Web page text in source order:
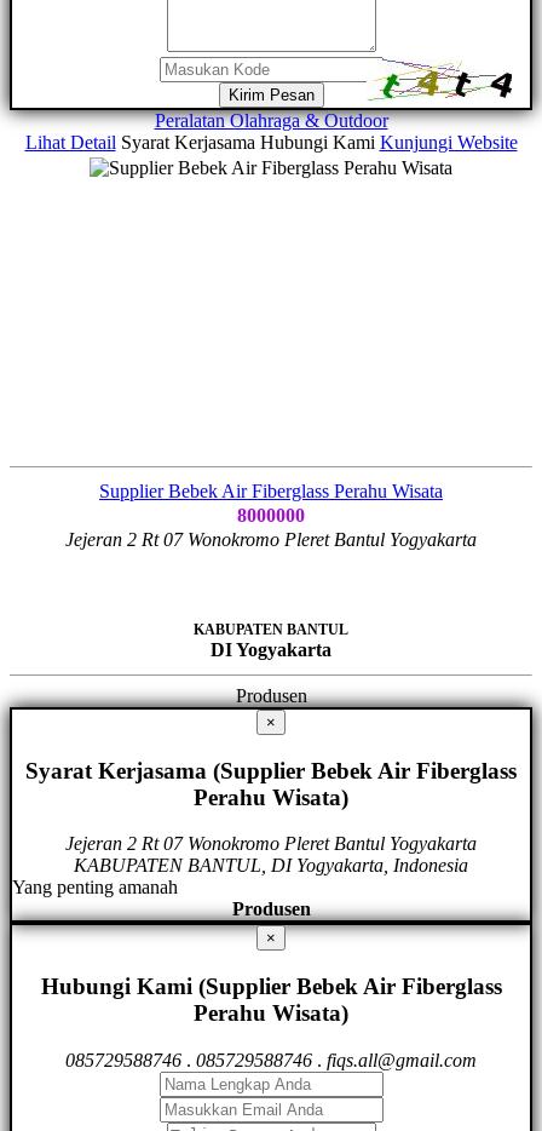
Kirim Pesan
Peralatan Olahraga & Outdoor
Lihat Detail Syarat Kerjasama Hubungi Kami Kunjungi Website
Supplier Bebek Air Fiberglass Perahu Wisata
8000000
Jejeran 2 Rt 07 Wonokromo Pleret Bantul Yogyakarta
KABUPATEN BANTUL
DI Yogyakarta
Produsen
×
Syarat Kerjasama (Supplier Bebek Air Fiberglass
Perahu Wisata)
Jejeran 2 Rt 07 Wonokromo Pleret Bantul Yogyakarta
KABUPATEN BANTUL, DI Yogyakarta, Indonesia
Yang penting amanah
Produsen
×
Hubungi Kami (Supplier Bebek Air Fiberglass
Perahu Wisata)
085729588746 . 085729588746 . fiqs.all@gmail.com